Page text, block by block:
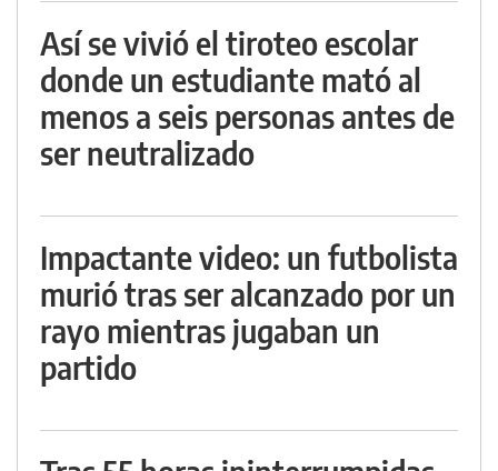
Así se vivió el tiroteo escolar
donde un estudiante mató al
menos a seis personas antes de
ser neutralizado
Impactante video: un futbolista
murió tras ser alcanzado por un
rayo mientras jugaban un
partido